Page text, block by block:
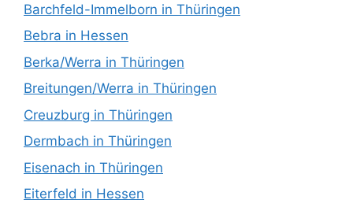
Barchfeld-Immelborn in Thüringen
Bebra in Hessen
Berka/Werra in Thüringen
Breitungen/Werra in Thüringen
Creuzburg in Thüringen
Dermbach in Thüringen
Eisenach in Thüringen
Eiterfeld in Hessen